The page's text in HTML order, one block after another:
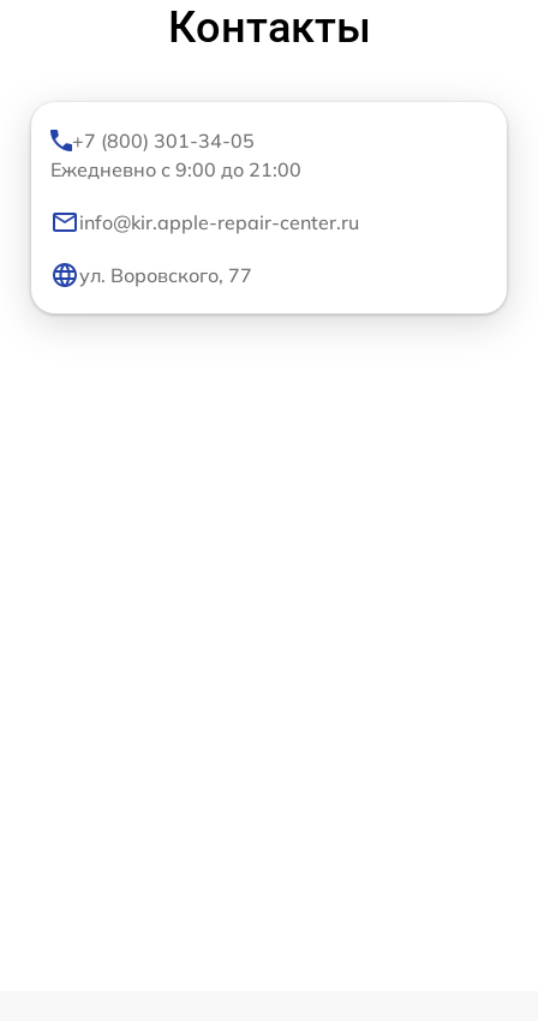
Контакты
+7 (800) 301-34-05
Ежедневно с 9:00 до 21:00
info@kir.apple-repair-center.ru
ул. Воровского, 77